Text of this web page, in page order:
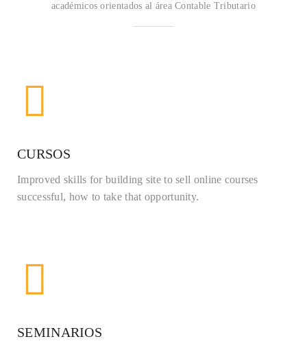
académicos orientados al área Contable Tributario
CURSOS
Improved skills for building site to sell online courses
successful, how to take that opportunity.
SEMINARIOS